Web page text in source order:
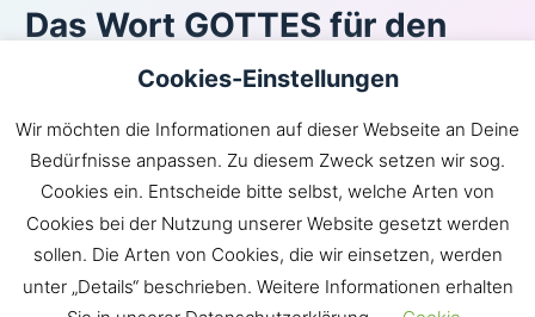
Das Wort GOTTES für den
heutigen Tag
Wie du den Weg des Windes nicht kennst und nicht die
Gebeine im Leib der Schwangeren, so kennst du das
Werk Gottes nicht, der alles wirkt.
Inhaltsverzeichnis|Newsroom |KLARtext|
Bibelübersetzungen|Impressum
Cookies-Einstellungen
Wir möchten die Informationen auf dieser Webseite an Deine
Bedürfnisse anpassen. Zu diesem Zweck setzen wir sog.
Cookies ein. Entscheide bitte selbst, welche Arten von
Cookies bei der Nutzung unserer Website gesetzt werden
sollen. Die Arten von Cookies, die wir einsetzen, werden
unter „Details“ beschrieben. Weitere Informationen erhalten